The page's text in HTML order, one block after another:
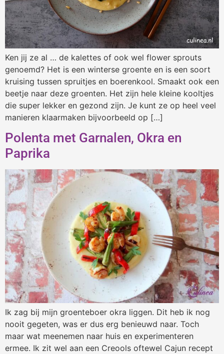
Ken jij ze al … de kalettes of ook wel flower sprouts
genoemd? Het is een winterse groente en is een soort
kruising tussen spruitjes en boerenkool. Smaakt ook een
beetje naar deze groenten. Het zijn hele kleine kooltjes
die super lekker en gezond zijn. Je kunt ze op heel veel
manieren klaarmaken bijvoorbeeld op […]
Polenta met Garnalen, Okra en
Paprika
Ik zag bij mijn groenteboer okra liggen. Dit heb ik nog
nooit gegeten, was er dus erg benieuwd naar. Toch
maar wat meenemen naar huis en experimenteren
ermee. Ik zit wel aan een Creools oftewel Cajun recept